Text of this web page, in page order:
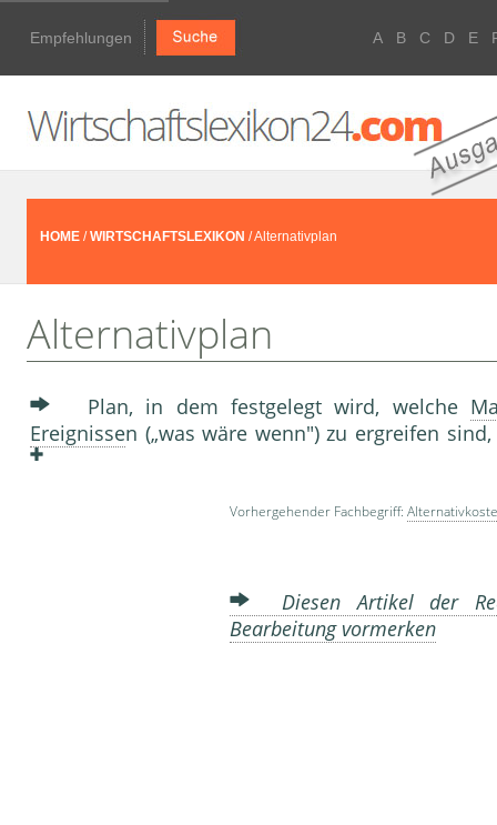
Empfehlungen A B C D E
HOME /WIRTSCHAFTSLEXIKON / Alternativplan
Alternativplan
Plan, in dem festgelegt wird, welche
Ereignissen („was wäre wenn") zu ergreifen
Vorhergehender Fachbegriff:
Diesen Artikel der
Bearbeitung vormerken